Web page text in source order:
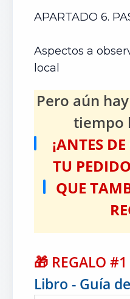
APARTADO 6.
Aspectos a
local
Pero aún
tiempo
¡ANTES
TU
QUE
🎁 REGALO #1
Libro - Guía